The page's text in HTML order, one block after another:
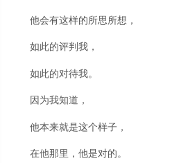
他会有这样的所思所想，
如此的评判我，
如此的对待我。
因为我知道，
他本来就是这个样子，
在他那里，他是对的。